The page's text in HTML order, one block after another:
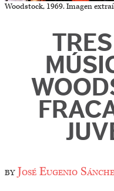
Woodstock, 1969. Imagen
byJosé Eugenio